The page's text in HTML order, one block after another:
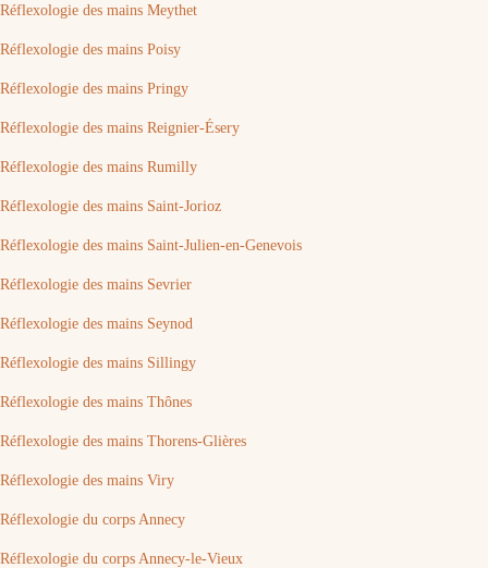
Réflexologie des mains Meythet
Réflexologie des mains Poisy
Réflexologie des mains Pringy
Réflexologie des mains Reignier-Ésery
Réflexologie des mains Rumilly
Réflexologie des mains Saint-Jorioz
Réflexologie des mains Saint-Julien-en-Genevois
Réflexologie des mains Sevrier
Réflexologie des mains Seynod
Réflexologie des mains Sillingy
Réflexologie des mains Thônes
Réflexologie des mains Thorens-Glières
Réflexologie des mains Viry
Réflexologie du corps Annecy
Réflexologie du corps Annecy-le-Vieux